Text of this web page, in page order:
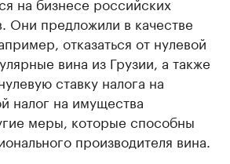
Они предложили в качестве
отказаться от нулевой
вина из Грузии, а также
ставку налога на
налог на имущества
меры, которые способны
производителя вина.